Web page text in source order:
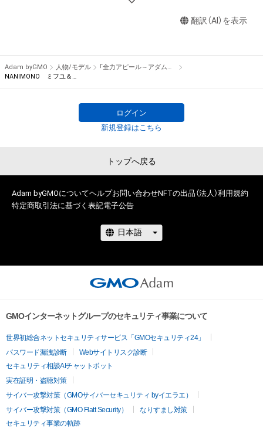
・本アイテムの著作権を有する方、著作隣接権の権利者またはそ
の管理委託を受けている者からの事前の同意なしに、上記の「本
せん。)を行うことはできません。
であると判断した場合、利用をお断りさせていただきます。
パフォーマンスや特技を、魂を込めて全力アピール！
※本ストア内で出品されるNFTは、Adam byGMOの認定代理店
株式会社MediBangを介して出品手続きをしており、
TBSテレビおよび番組は、NFTの出品に関わる手続き・権利には
翻訳（AI）を表示
Adam byGMO 人物/モデル
「全力アピール～アダムシアター～」NFTストア
NANIMONO ミフユ＆７７４のサイン入り写真
ログイン
新規登録はこちら
トップへ戻る
Adam byGMOについてヘルプお問い合わせNFTの出品（法人）利用規約
特定商取引法に基づく表記電子公告
GMOインターネットグループのセキュリティ事業について
世界初総合ネットセキュリティサービス「GMOセキュリティ24」
パスワード漏洩診断
Webサイトリスク診断
セキュリティ相談AIチャットボット
実在証明・盗聴対策
サイバー攻撃対策（GMOサイバーセキュリティ byイエラエ）
サイバー攻撃対策（GMO Flatt Security）
なりすまし対策
セキュリティ事業の軌跡